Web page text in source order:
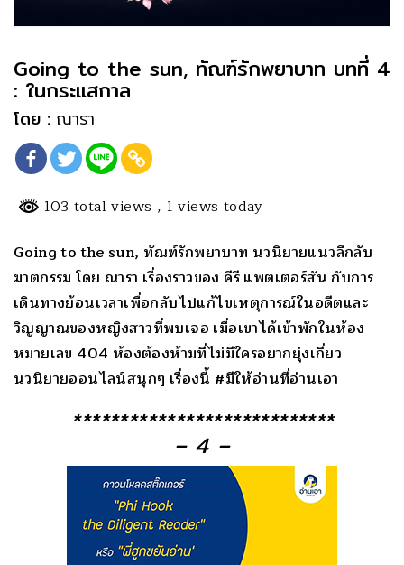
Going to the sun, ทัณฑ์รักพยาบาท บทที่ 4
: ในกระแสกาล
โดย : ณารา
103 total views , 1 views today
Going to the sun, ทัณฑ์รักพยาบาท นวนิยายแนวลึกลับ
ฆาตกรรม โดย ณารา เรื่องราวของ คีรี แพตเตอร์สัน กับการ
เดินทางย้อนเวลาเพื่อกลับไปแก้ไขเหตุการณ์ในอดีตและ
วิญญาณของหญิงสาวที่พบเจอ เมื่อเขาได้เข้าพักในห้อง
หมายเลข 404 ห้องต้องห้ามที่ไม่มีใครอยากยุ่งเกี่ยว
นวนิยายออนไลน์สนุกๆ เรื่องนี้ #มีให้อ่านที่อ่านเอา
****************************
– 4 –